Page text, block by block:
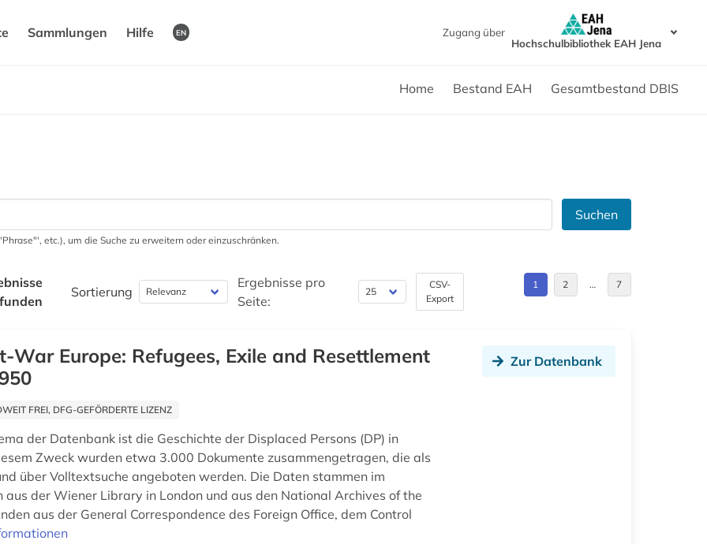
Sammlungen Hilfe EN
Zugang über
Hochschulbibliothek EAH Jena
Home Bestand EAH Gesamtbestand DBIS
Suchen
etc.), um die Suche zu erweitern oder einzuschränken.
Sortierung
Ergebnisse pro
Seite:
CSV-
Export
1 2 … 7
War Europe: Refugees, Exile and Resettlement
FREI, DFG-GEFÖRDERTE LIZENZ
der Datenbank ist die Geschichte der Displaced Persons (DP) in
Zweck wurden etwa 3.000 Dokumente zusammengetragen, die als
über Volltextsuche angeboten werden. Die Daten stammen im
aus der Wiener Library in London und aus den National Archives of the
aus der General Correspondence des Foreign Office, dem Control
Zur Datenbank